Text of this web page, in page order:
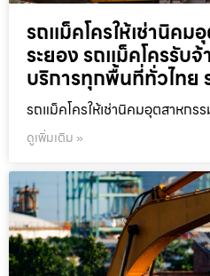
รถแม็คโครให้เช่านิค
ระยอง รถแม็คโครรับจ้
บริการทุกพื้นที่ทั่วไทย
รถแม็คโครให้เช่านิคมอุตสาหกร
ดูเพิ่มเติม »